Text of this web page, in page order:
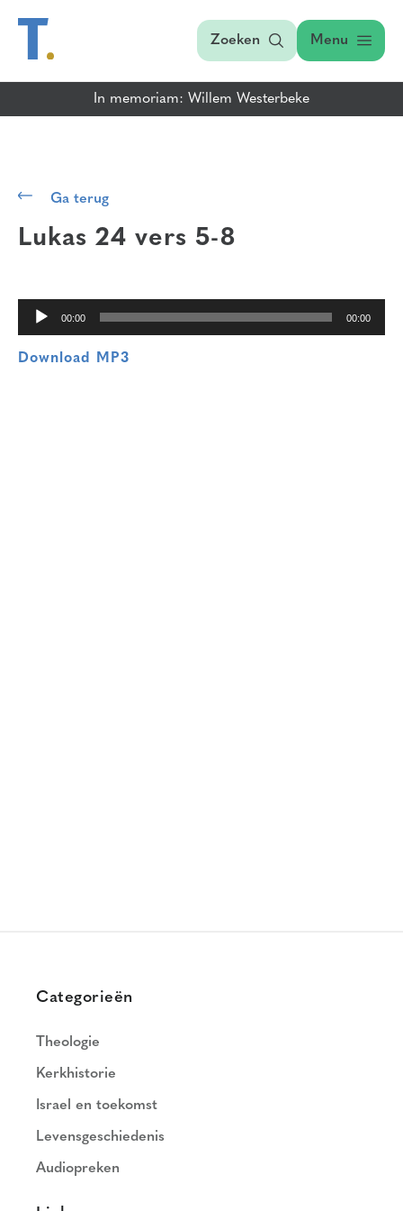
Zoeken Menu
In memoriam: Willem Westerbeke
Ga terug
Lukas 24 vers 5-8
00:00 00:00
Download MP3
Categorieën
Theologie
Kerkhistorie
Israel en toekomst
Levensgeschiedenis
Audiopreken